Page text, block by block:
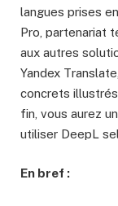
langues prises
Pro, partenariat
aux autres
Yandex
concrets
fin, vous aurez
utiliser DeepL
En bref :